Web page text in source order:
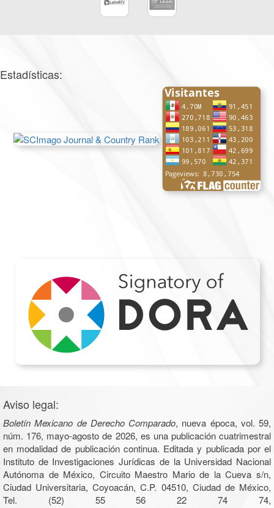
Estadísticas:
Aviso legal:
Boletín Mexicano de Derecho Comparado, nueva época, vol. 59,
núm. 176, mayo-agosto de 2026, es una publicación cuatrimestral
en modalidad de publicación continua. Editada y publicada por el
Instituto de Investigaciones Jurídicas de la Universidad Nacional
Autónoma de México, Circuito Maestro Mario de la Cueva s/n,
Ciudad Universitaria, Coyoacán, C.P. 04510, Ciudad de México,
Tel. (52) 55 56 22 74 74,